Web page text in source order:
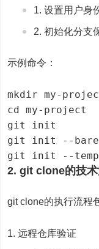
设置用户身
初始化分支
示例命令：
mkdir my-
cd my-project
git init          #
git init --bare
2. git clone的技
git clone的执行流程
远程仓库验证